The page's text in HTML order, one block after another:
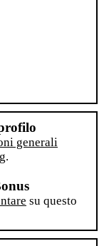
generali
su questo